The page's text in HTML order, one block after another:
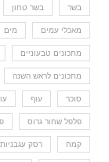
בשר בשר טחון
מאכלי עמים מים
מתכונים טבעוניים
מתכונים לראש השנה
סוכר עוף
פלפל שחור גרוס
קמח רסק עגבניות